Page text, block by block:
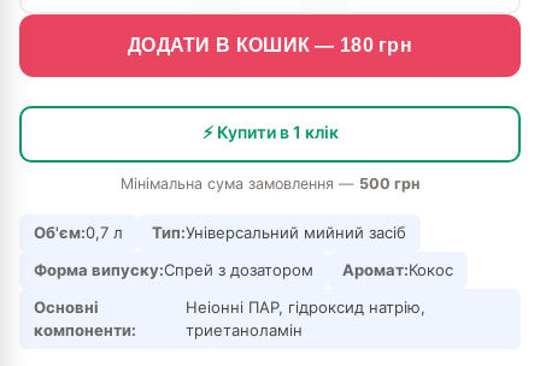
ДОДАТИ В КОШИК — 180грн
⚡ Купити в 1 клік
Мінімальна сума замовлення — 500 грн
Об'єм:0,7 л Тип:Універсальний мийний засіб
Форма випуску:Спрей з дозатором Аромат:Кокос
Основні
компоненти:
Неіонні ПАР, гідроксид натрію,
триетаноламін